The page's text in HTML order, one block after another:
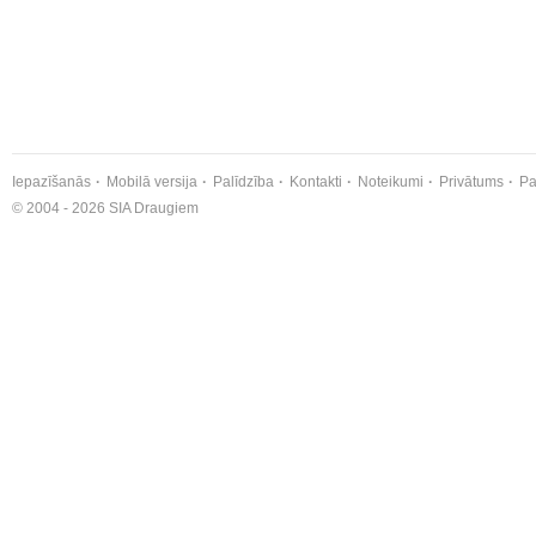
Iepazīšanās Mobilā versija Palīdzība Kontakti Noteikumi Privātums
© 2004 - 2026 SIA Draugiem